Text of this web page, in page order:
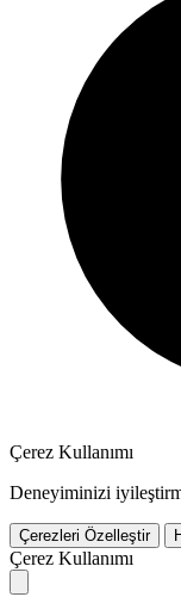
Çerez Kullanımı
Deneyiminizi
Çerezleri Özelleştir
Çerez Kullanımı